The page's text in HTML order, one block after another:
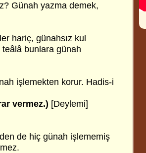
Günah yazma demek,
hariç, günahsız kul
bunlara günah
işlemekten korur. Hadis-i
vermez.) [Deylemi]
de hiç günah işlememiş